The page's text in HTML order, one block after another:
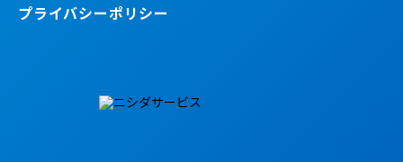
プライバシーポリシー